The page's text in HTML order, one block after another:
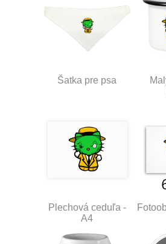
Šatka pre psa
Plechová ceduľa -
A4